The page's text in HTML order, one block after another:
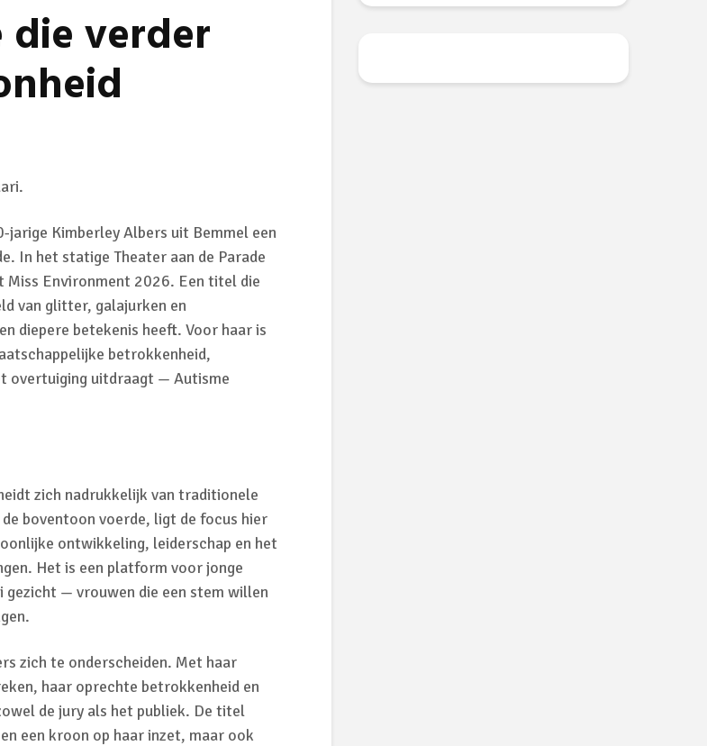
die verder
jarige Kimberley Albers uit Bemmel een
In het statige Theater aan de Parade
Miss Environment 2026. Een titel die
van glitter, galajurken en
diepere betekenis heeft. Voor haar is
betrokkenheid,
overtuiging uitdraagt — Autisme
zich nadrukkelijk van traditionele
boventoon voerde, ligt de focus hier
ontwikkeling, leiderschap en het
Het is een platform voor jonge
gezicht — vrouwen die een stem willen
zich te onderscheiden. Met haar
haar oprechte betrokkenheid en
de jury als het publiek. De titel
een kroon op haar inzet, maar ook